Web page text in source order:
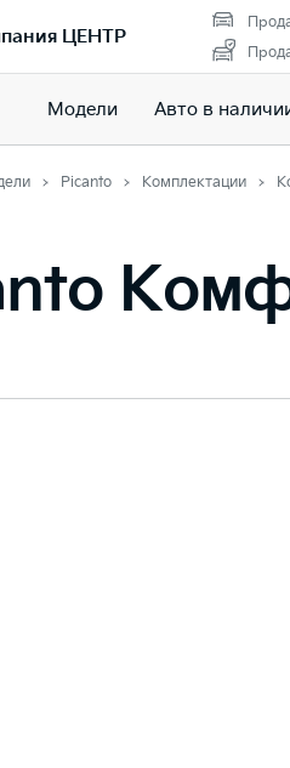
ЦЕНТР
Модели Авто в
Picanto Комплектации